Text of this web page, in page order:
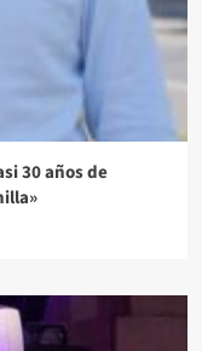
30 años de